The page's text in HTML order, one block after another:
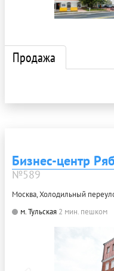
Продажа
Бизнес-центр
№589
Москва, Холодильный
м. Тульская 2 мин. пешком